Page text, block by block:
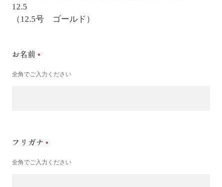
12.5
（12.5号 ゴールド）
お名前
全角でご入力ください
フリガナ
全角でご入力ください